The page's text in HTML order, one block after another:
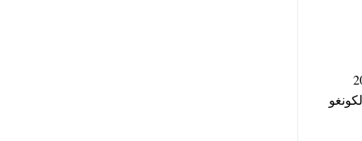
بعد غياب 2018